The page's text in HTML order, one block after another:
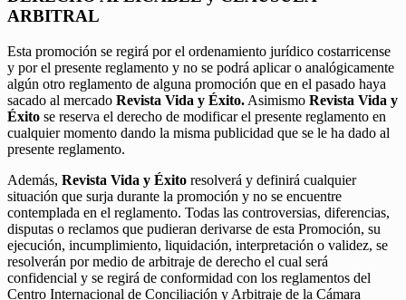
ARBITRAL
Esta promoción se regirá por el ordenamiento jurídico costarricense
y por el presente reglamento y no se podrá aplicar o analógicamente
algún otro reglamento de alguna promoción que en el pasado haya
sacado al mercado Revista Vida y Éxito. Asimismo Revista Vida y
Éxito se reserva el derecho de modificar el presente reglamento en
cualquier momento dando la misma publicidad que se le ha dado al
presente reglamento.
Además, Revista Vida y Éxito resolverá y definirá cualquier
situación que surja durante la promoción y no se encuentre
contemplada en el reglamento. Todas las controversias, diferencias,
disputas o reclamos que pudieran derivarse de esta Promoción, su
ejecución, incumplimiento, liquidación, interpretación o validez, se
resolverán por medio de arbitraje de derecho el cual será
confidencial y se regirá de conformidad con los reglamentos del
Centro Internacional de Conciliación y Arbitraje de la Cámara